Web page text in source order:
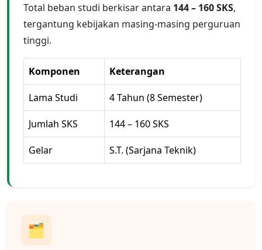
Total beban studi berkisar antara 144 – 160 SKS,
tergantung kebijakan masing-masing perguruan
tinggi.
Komponen Keterangan
Lama Studi 4 Tahun (8 Semester)
Jumlah SKS 144 – 160 SKS
Gelar S.T. (Sarjana Teknik)
🗂️